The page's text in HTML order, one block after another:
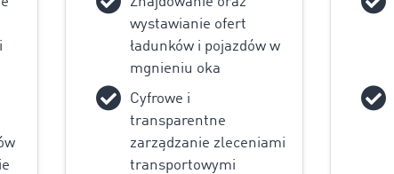
wystawianie ofert
ładunków i pojazdów w
mgnieniu oka
Cyfrowe i
transparentne
zarządzanie zleceniami
transportowymi